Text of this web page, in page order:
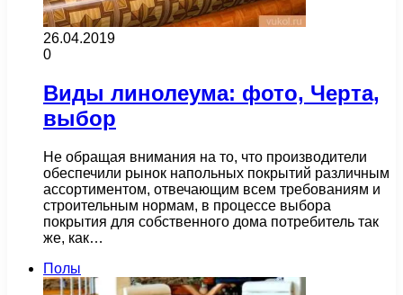
26.04.2019
0
Виды линолеума: фото, Черта,
выбор
Не обращая внимания на то, что производители
обеспечили рынок напольных покрытий различным
ассортиментом, отвечающим всем требованиям и
строительным нормам, в процессе выбора
покрытия для собственного дома потребитель так
же, как…
Полы